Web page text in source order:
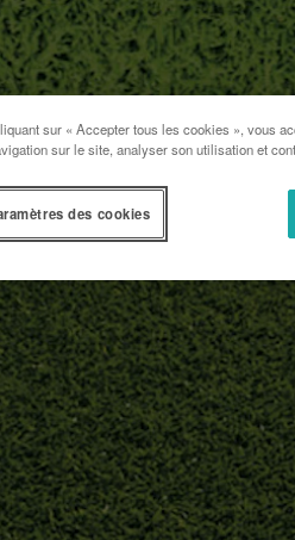
sur « Accepter tous les cookies », vous
sur le site, analyser son utilisation et
des cookies